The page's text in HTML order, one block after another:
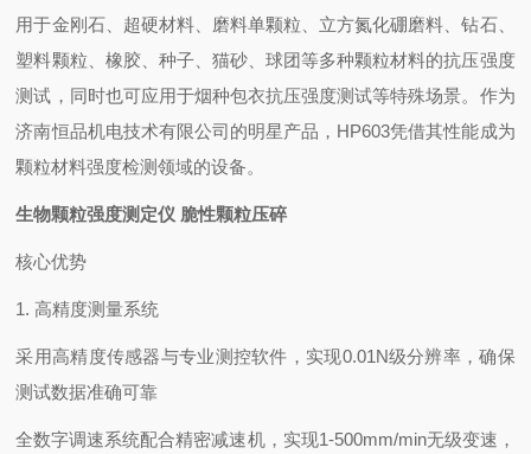
用于金刚石、超硬材料、磨料单颗粒、立方氮化硼磨料、钻石、
塑料颗粒、橡胶、种子、猫砂、球团等多种颗粒材料的抗压强度
测试，同时也可应用于烟种包衣抗压强度测试等特殊场景。作为
济南恒品机电技术有限公司的明星产品，HP603凭借其性能成为
颗粒材料强度检测领域的设备。
生物颗粒强度测定仪 脆性颗粒压碎
核心优势
1. 高精度测量系统
采用高精度传感器与专业测控软件，实现0.01N级分辨率，确保
测试数据准确可靠
全数字调速系统配合精密减速机，实现1-500mm/min无级变速，